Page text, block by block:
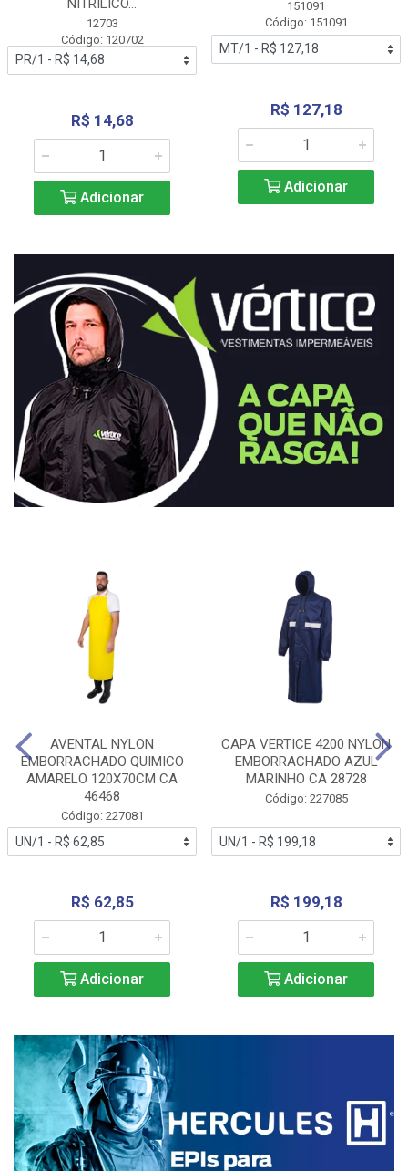
NITRÍLICO...
12703
Código: 120702
R$ 14,68
Adicionar
151091
Código: 151091
R$ 127,18
Adicionar
AVENTAL NYLON
EMBORRACHADO QUIMICO
AMARELO 120X70CM CA
46468
Código: 227081
R$ 62,85
Adicionar
CAPA VERTICE 4200 NYLON
EMBORRACHADO AZUL
MARINHO CA 28728
Código: 227085
R$ 199,18
Adicionar